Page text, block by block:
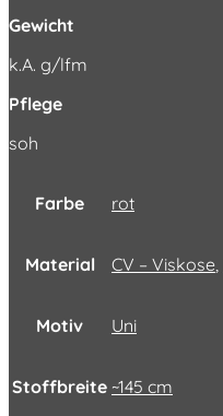
Gewicht
k.A. g/lfm
Pflege
soh
Farbe rot
Material CV – Viskose
Motiv Uni
Stoffbreite ~145 cm